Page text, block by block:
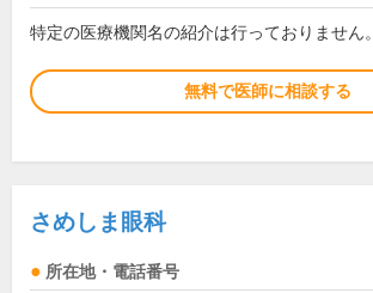
特定の医療機関名の紹介は行っておりません。
無料で医師に相談する
さめしま眼科
所在地・電話番号